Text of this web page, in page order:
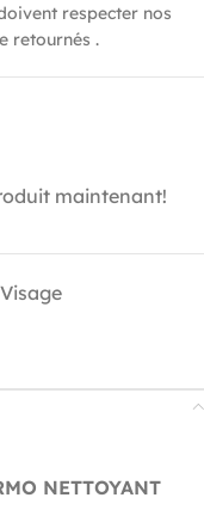
respecter nos
retournés .
maintenant!
Visage
NETTOYANT